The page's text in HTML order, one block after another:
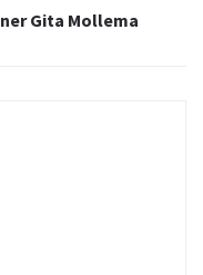
Gita Mollema